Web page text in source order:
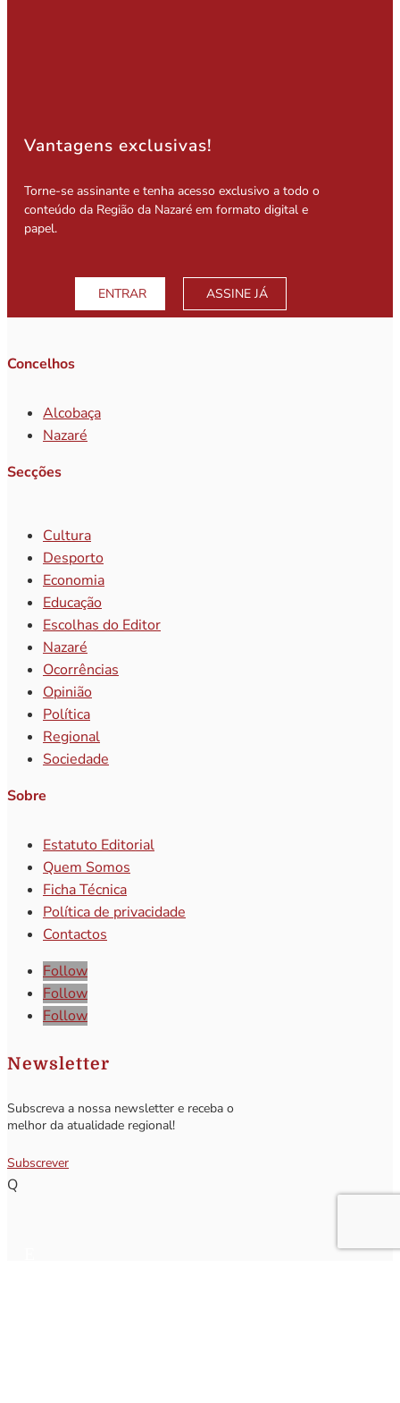
Vantagens exclusivas!
Torne-se assinante e tenha acesso exclusivo a todo o
conteúdo da Região da Nazaré em formato digital e
papel.
ENTRAR ASSINE JÁ
Concelhos
Alcobaça
Nazaré
Secções
Cultura
Desporto
Economia
Educação
Escolhas do Editor
Nazaré
Ocorrências
Opinião
Política
Regional
Sociedade
Sobre
Estatuto Editorial
Quem Somos
Ficha Técnica
Política de privacidade
Contactos
Follow
Follow
Follow
Newsletter
Subscreva a nossa newsletter e receba o
melhor da atualidade regional!
Subscrever
Q